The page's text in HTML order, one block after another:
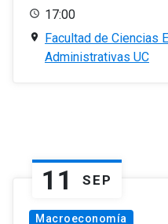
17:00
Facultad de Ciencias
Administrativas UC
11 SEP
Macroeconomía